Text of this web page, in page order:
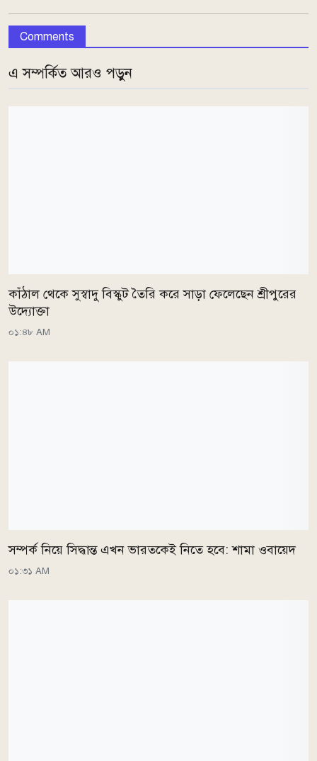
Comments
এ সম্পর্কিত আরও পড়ুন
কাঁঠাল থেকে সুস্বাদু বিস্কুট তৈরি করে সাড়া ফেলেছেন শ্রীপুরের
উদ্যোক্তা
০১:৪৮ AM
সম্পর্ক নিয়ে সিদ্ধান্ত এখন ভারতকেই নিতে হবে: শামা ওবায়েদ
০১:৩১ AM